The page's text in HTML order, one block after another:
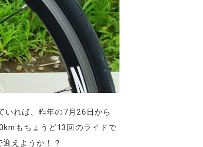
いれば、昨年の7月26日から
もちょうど13回のライドで
えようか！？